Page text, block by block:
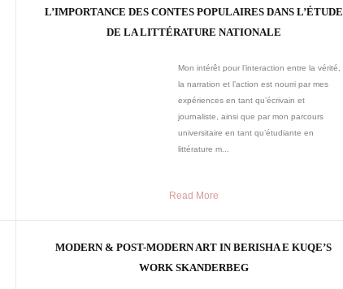
L’IMPORTANCE DES CONTES POPULAIRES DANS L’ÉTUDE
DE LA LITTÉRATURE NATIONALE
Mon intérêt pour l’interaction entre la vérité,
la narration et l’action est nourri par mes
expériences en tant qu’écrivain et
journaliste, ainsi que par mon parcours
universitaire en tant qu’étudiante en
littérature m...
Read More
MODERN & POST-MODERN ART IN BERISHA E KUQE’S
WORK SKANDERBEG